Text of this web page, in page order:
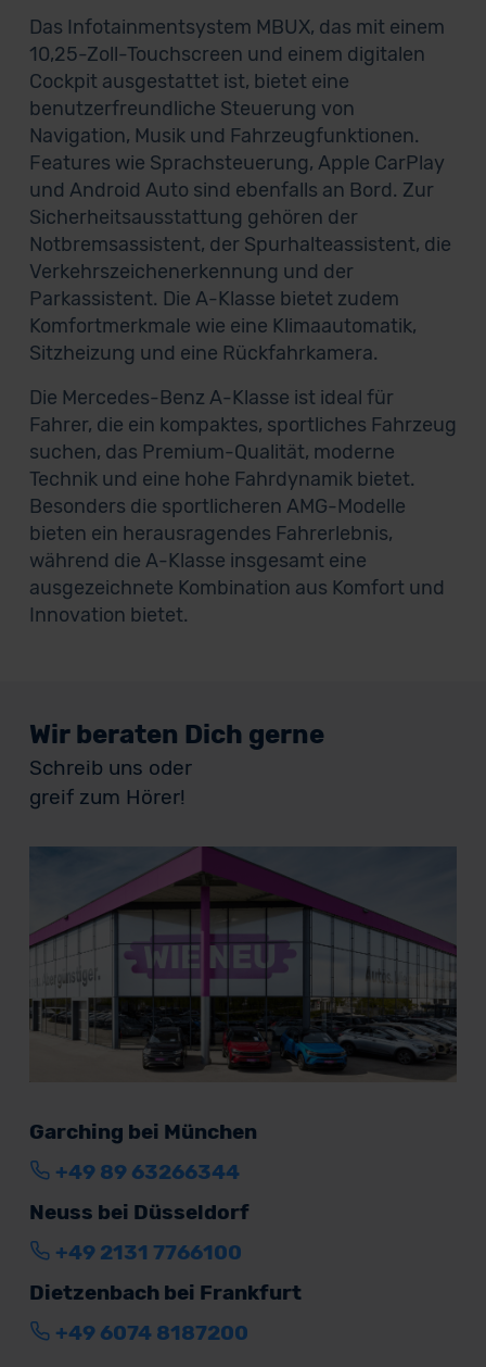
Das Infotainmentsystem MBUX, das mit einem
10,25-Zoll-Touchscreen und einem digitalen
Cockpit ausgestattet ist, bietet eine
benutzerfreundliche Steuerung von
Navigation, Musik und Fahrzeugfunktionen.
Features wie Sprachsteuerung, Apple CarPlay
und Android Auto sind ebenfalls an Bord. Zur
Sicherheitsausstattung gehören der
Notbremsassistent, der Spurhalteassistent, die
Verkehrszeichenerkennung und der
Parkassistent. Die A-Klasse bietet zudem
Komfortmerkmale wie eine Klimaautomatik,
Sitzheizung und eine Rückfahrkamera.
Die Mercedes-Benz A-Klasse ist ideal für
Fahrer, die ein kompaktes, sportliches Fahrzeug
suchen, das Premium-Qualität, moderne
Technik und eine hohe Fahrdynamik bietet.
Besonders die sportlicheren AMG-Modelle
bieten ein herausragendes Fahrerlebnis,
während die A-Klasse insgesamt eine
ausgezeichnete Kombination aus Komfort und
Innovation bietet.
Wir beraten Dich gerne
Schreib uns oder
greif zum Hörer!
Garching bei München
+49 89 63266344
Neuss bei Düsseldorf
+49 2131 7766100
Dietzenbach bei Frankfurt
+49 6074 8187200